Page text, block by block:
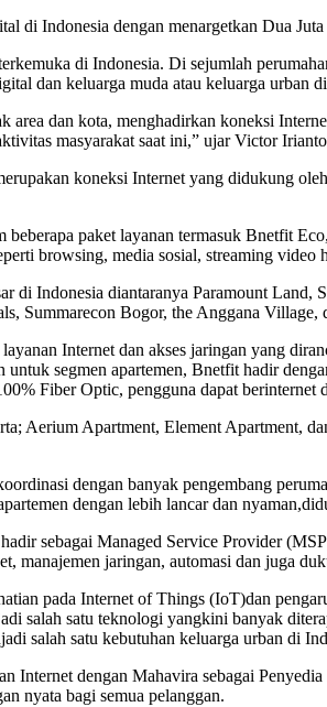
di Indonesia dengan menargetkan Dua
di Indonesia. Di sejumlah
dan keluarga muda atau keluarga urban
dan kota, menghadirkan koneksi
masyarakat saat ini,” ujar Victor
koneksi Internet yang didukung
beberapa paket layanan termasuk Bnetfit
browsing, media sosial, streaming video
di Indonesia diantaranya Paramount
Summarecon Bogor, the Anggana Village,
Internet dan akses jaringan yang
segmen apartemen, Bnetfit hadir
Fiber Optic, pengguna dapat berinternet
Aerium Apartment, Element Apartment,
dengan banyak pengembang
dengan lebih lancar dan
sebagai Managed Service Provider
manajemen jaringan, automasi dan juga
pada Internet of Things (IoT)dan
salah satu teknologi yangkini banyak
salah satu kebutuhan keluarga urban di
Internet dengan Mahavira sebagai
nyata bagi semua pelanggan.